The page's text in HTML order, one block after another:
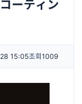
ーティン
15:05조회 1009